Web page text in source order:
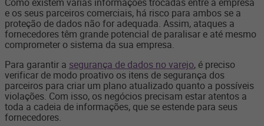
Como existem várias informações trocadas entre a empresa
e os seus parceiros comerciais, há risco para ambos se a
proteção de dados não for adequada. Assim, ataques a
fornecedores têm grande potencial de paralisar e até mesmo
comprometer o sistema da sua empresa.
Para garantir a segurança de dados no varejo, é preciso
verificar de modo proativo os itens de segurança dos
parceiros para criar um plano atualizado quanto a possíveis
violações. Com isso, os negócios precisam estar atentos a
toda a cadeia de informações, que se estende para seus
fornecedores.